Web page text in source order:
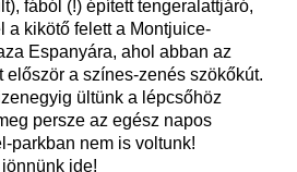
fából (!) épített tengeralattjáró,
a kikötő felett a Montjuice-
Espanyára, ahol abban az
először a színes-zenés szökőkút.
ültünk a lépcsőhöz
persze az egész napos
parkban nem is voltunk!
ide!